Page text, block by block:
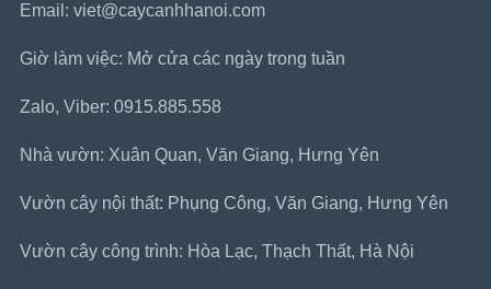
Email: viet@caycanhhanoi.com
Giờ làm việc: Mở cửa các ngày trong tuần
Zalo, Viber: 0915.885.558
Nhà vườn: Xuân Quan, Văn Giang, Hưng Yên
Vườn cây nội thất: Phụng Công, Văn Giang, Hưng Yên
Vườn cây công trình: Hòa Lạc, Thạch Thất, Hà Nội